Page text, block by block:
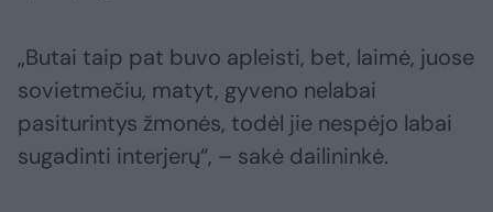
„Butai taip pat buvo apleisti, bet, laimė, juose
sovietmečiu, matyt, gyveno nelabai
pasiturintys žmonės, todėl jie nespėjo labai
sugadinti interjerų“, – sakė dailininkė.